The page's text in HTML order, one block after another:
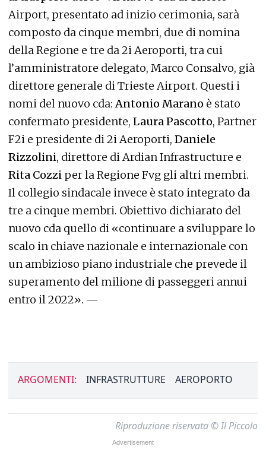
Airport, presentato ad inizio cerimonia, sarà
composto da cinque membri, due di nomina
della Regione e tre da 2i Aeroporti, tra cui
l’amministratore delegato, Marco Consalvo, già
direttore generale di Trieste Airport. Questi i
nomi del nuovo cda: Antonio Marano è stato
confermato presidente, Laura Pascotto, Partner
F2i e presidente di 2i Aeroporti, Daniele
Rizzolini, direttore di Ardian Infrastructure e
Rita Cozzi per la Regione Fvg gli altri membri.
Il collegio sindacale invece è stato integrato da
tre a cinque membri. Obiettivo dichiarato del
nuovo cda quello di «continuare a sviluppare lo
scalo in chiave nazionale e internazionale con
un ambizioso piano industriale che prevede il
superamento del milione di passeggeri annui
entro il 2022». —
ARGOMENTI: INFRASTRUTTURE AEROPORTO
Riproduzione riservata © Il Piccolo